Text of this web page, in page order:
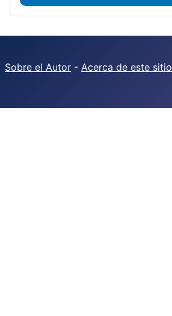
Sobre el Autor - Acerca de este sitio